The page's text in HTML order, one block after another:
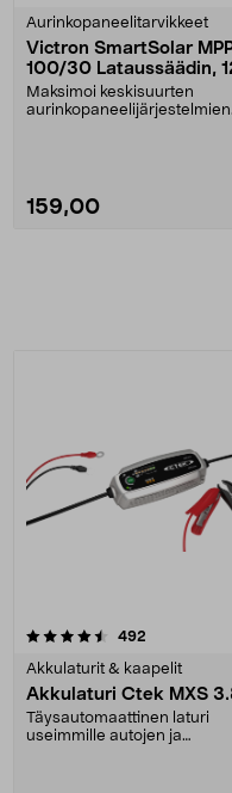
Aurinkopaneelitarvikkeet
Victron SmartSolar
100/30 Lataussäädin,
24 V
Maksimoi keskisuurten
aurinkopaneelijärjestelmien
159,00
492
Akkulaturit & kaapelit
Akkulaturi Ctek MXS
Täysautomaattinen laturi
useimmille autojen ja
5.0 viidestä